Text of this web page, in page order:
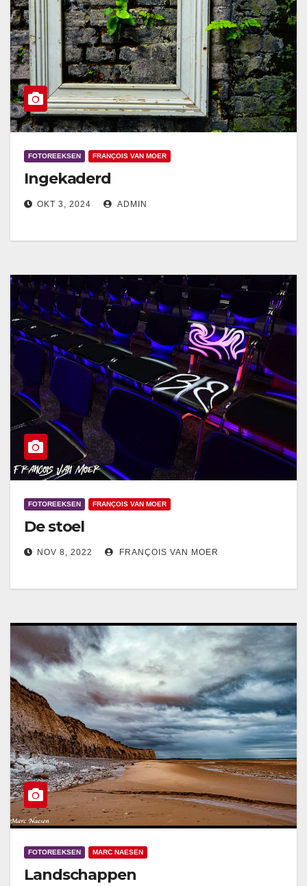
FOTOREEKSEN FRANÇOIS VAN MOER
Ingekaderd
OKT 3, 2024 ADMIN
FOTOREEKSEN FRANÇOIS VAN MOER
De stoel
NOV 8, 2022 FRANÇOIS VAN MOER
FOTOREEKSEN MARC NAESEN
Landschappen